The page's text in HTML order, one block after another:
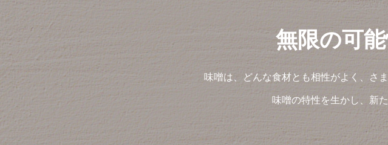
無限の可
味噌は、どんな食材とも相性がよく、さ
味噌の特性を生かし、新